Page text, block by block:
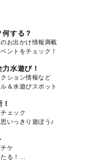
する？
お出かけ情報満載
ントをチェック！
水遊び！
ション情報など
＆水遊びスポット
ェック
いっきり遊ぼう♪
ケ
る！